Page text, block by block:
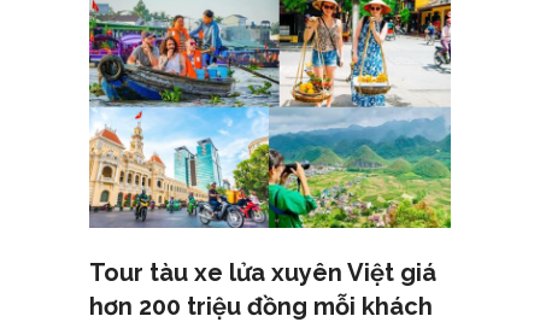
Tour tàu xe lửa xuyên Việt giá
hơn 200 triệu đồng mỗi khách